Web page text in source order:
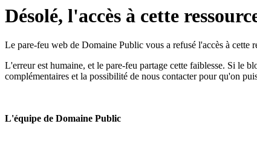
Désolé, l'accès à cette
Le pare-feu web de Domaine Public vous a refusé l'accès à cette
L'erreur est humaine, et le pare-feu partage cette faiblesse. Si le
complémentaires et la possibilité de nous contacter pour qu'on
L'équipe de Domaine Public